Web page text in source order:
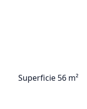
Superficie 56 m²